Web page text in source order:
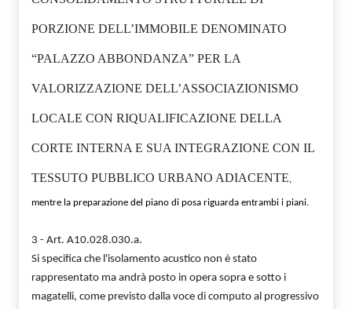
PORZIONE DELL’IMMOBILE DENOMINATO
“PALAZZO ABBONDANZA” PER LA
VALORIZZAZIONE DELL’ASSOCIAZIONISMO
LOCALE CON RIQUALIFICAZIONE DELLA
CORTE INTERNA E SUA INTEGRAZIONE CON IL
TESSUTO PUBBLICO URBANO ADIACENTE,
mentre la preparazione del piano di posa riguarda entrambi i piani.
3 - Art. A10.028.030.a.
Si specifica che l'isolamento acustico non è stato
rappresentato ma andrà posto in opera sopra e sotto i
magatelli, come previsto dalla voce di computo al progressivo